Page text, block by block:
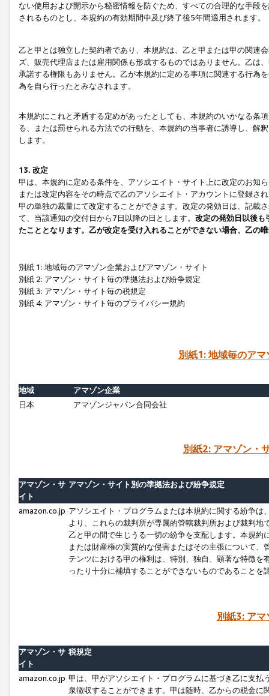
ない使用および開示から秘密情報を防ぐため、すべての合理的な手段
されるものとし、本規約の有効期間中及び終了後5年間適用されます。
乙と甲とは独立した契約者であり、本規約は、乙と甲または甲の関連
ズ、販売代理店または雇用関係も形成するものではありません。乙は
承諾する権限もありません。乙が本規約に定める事項に関連する行為
為を自ら行ったとみなされます。
本規約にこれと矛盾する定めがあったとしても、本規約のいかなる条
る、または罰せられる方法での行動を、本規約の当事者に誘導し、解
します。
13. 改定
甲は、本規約に定める条件を、アソシエイト・サイト上に改定のお知
または改定内容をその時点で乙のアソシエイト・アカウントに登録さ
甲の単独の裁量にて改定することができます。改定の発効日は、記載
て、当該通知の交付日から7日以降の日とします。 改定の発効日以後も
たこととなります。乙が改定を受け入れることができない場合、乙の
別紙 1: 地域毎のアマゾン企業およびアマゾン・サイト
別紙 2: アマゾン・サイト毎の準拠法および紛争規定
別紙 3: アマゾン・サイト毎の税規定
別紙 4: アマゾン・サイト毎のプライバシー規約
別紙1: 地域毎のア
地域
アマゾン企業
日本
アマゾンジャパン合同会社
別紙2: アマゾン・
アマゾン・サ
イト
アマゾン・サイト別の準拠法および紛争規定
amazon.co.jp アソシエイト・プログラムまたは本規約に関する紛争
より、これらの裁判所が専属的管轄裁判所および裁判
乙と甲の間で生じうる一切の紛争を支配します。本規
または財産権の実質的な侵害またはその主張について
テンツにおける甲の権利は、特別、独自、顕著な特徴
ったり十分に補填することができないものであることを
別紙3: ア
アマゾン・サ
イト
税規定
amazon.co.jp 甲は、甲がアソシエイト・プログラムに基づき乙に支
泉徴収することができます。甲は随時、乙からの税金